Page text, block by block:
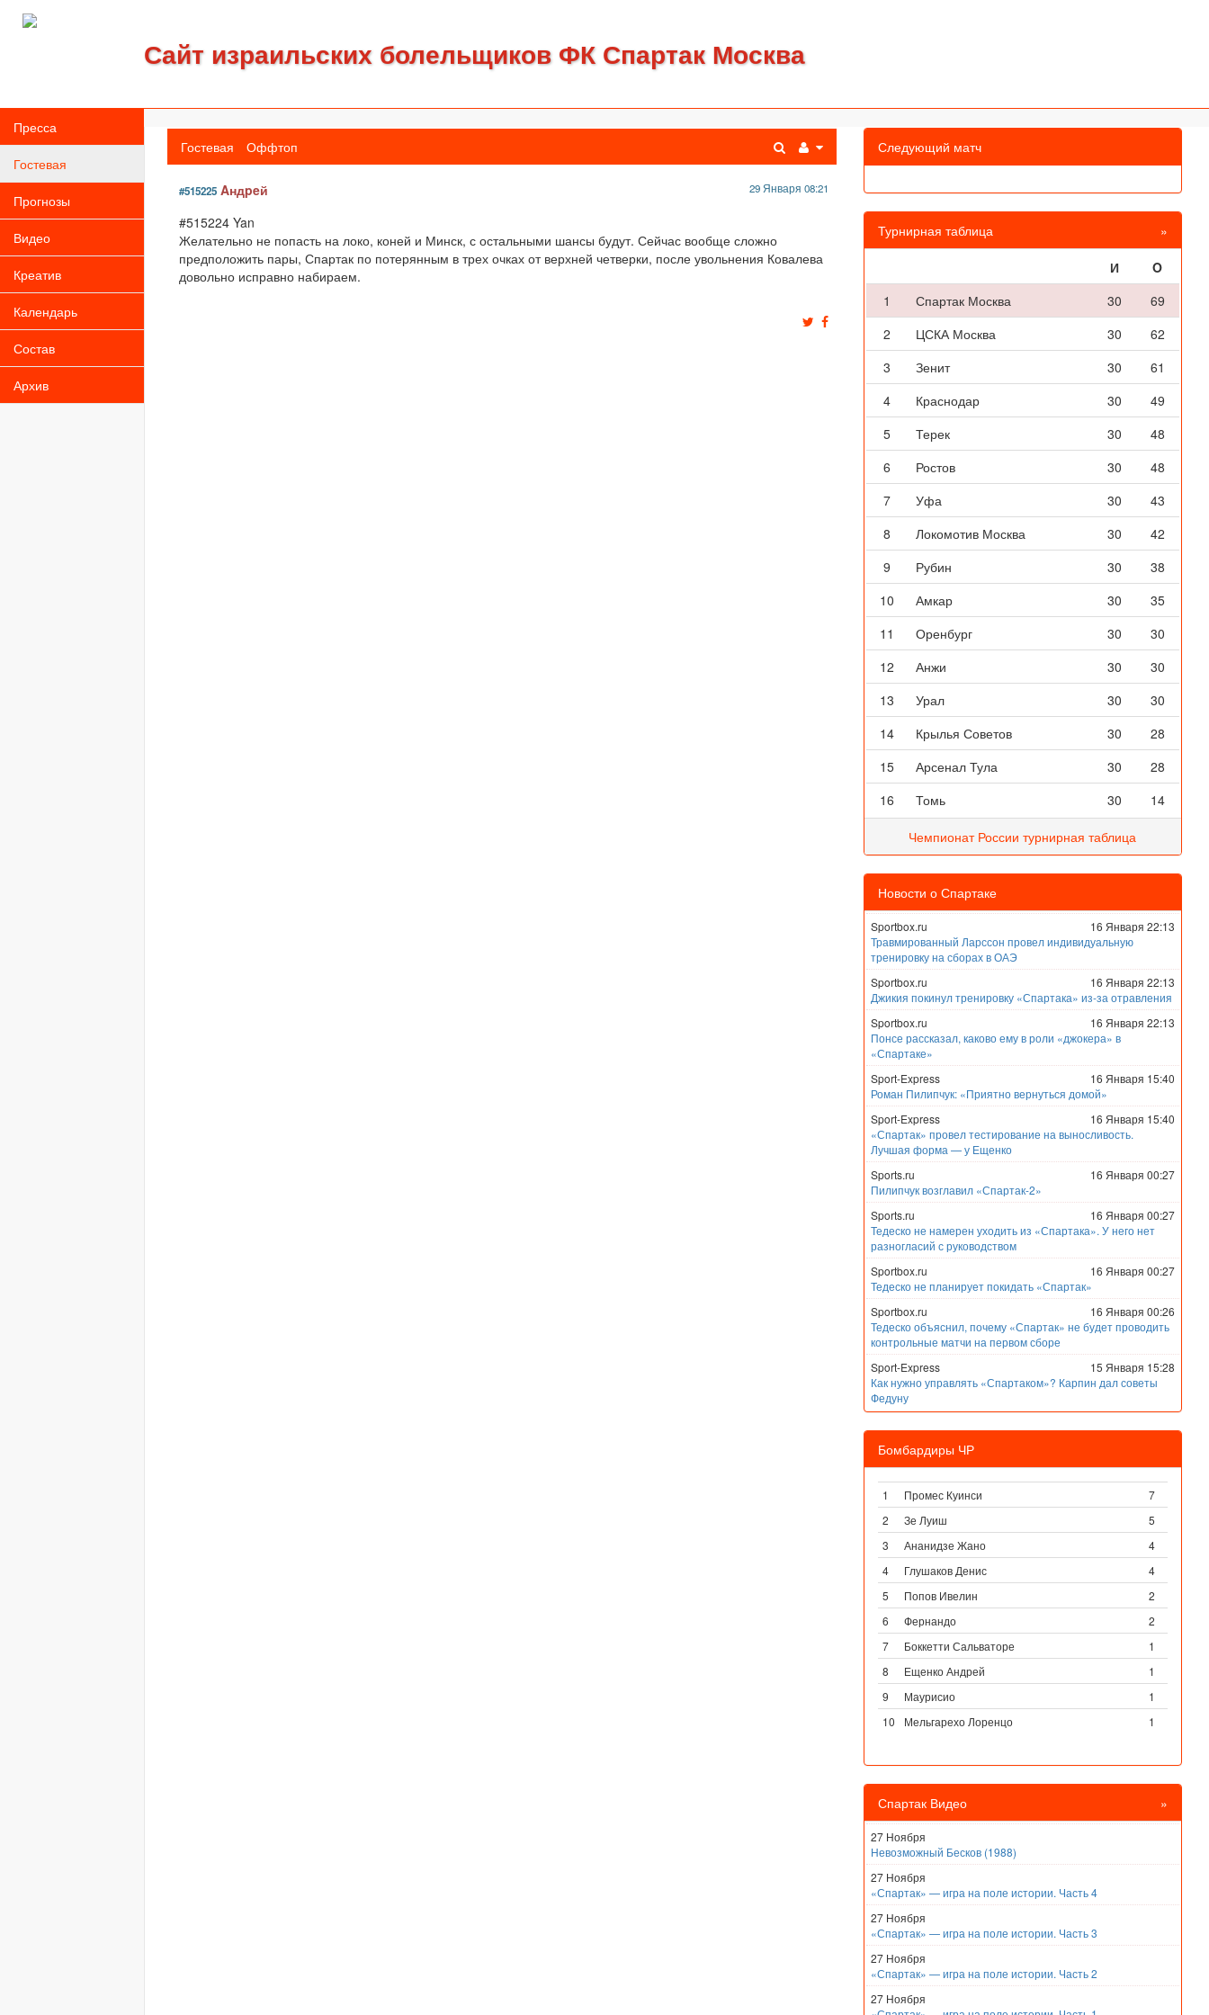
Сайт израильских болельщиков ФК Спартак Москва
Пресса
Гостевая
Прогнозы
Видео
Креатив
Календарь
Состав
Архив
Гостевая Оффтоп
#515225 Aндpeй 29 Января 08:21
#515224 Yan
Желательно не попасть на локо, коней и Минск, с остальными шансы будут. Сейчас вообще сложно
предположить пары, Спартак по потерянным в трех очках от верхней четверки, после увольнения Ковалева
довольно исправно набираем.
Следующий матч
Турнирная таблица »
И
O
1
Спартак Москва 30
69
2
ЦСКА Москва 30
62
3
Зенит 30
61
4
Краснодар 30
49
5
Терек 30
48
6
Ростов 30
48
7
Уфа 30
43
8
Локомотив Москва 30
42
9
Рубин 30
38
10
Амкар 30
35
11
Оренбург 30
30
12
Анжи 30
30
13
Урал 30
30
14
Крылья Советов 30
28
15
Арсенал Тула 30
28
16
Томь 30 14
Чемпионат России турнирная таблица
Новости о Спартаке
Sportbox.ru
16 Января 22:13
Травмированный Ларссон провел индивидуальную
тренировку на сборах в ОАЭ
Sportbox.ru
16 Января 22:13
Джикия покинул тренировку «Спартака» из-за отравления
Sportbox.ru
16 Января 22:13
Понсе рассказал, каково ему в роли «джокера» в
«Спартаке»
Sport-Express
16 Января 15:40
Роман Пилипчук: «Приятно вернуться домой»
Sport-Express
16 Января 15:40
«Спартак» провел тестирование на выносливость.
Лучшая форма — у Ещенко
Sports.ru
16 Января 00:27
Пилипчук возглавил «Спартак-2»
Sports.ru
16 Января 00:27
Тедеско не намерен уходить из «Спартака». У него нет
разногласий с руководством
Sportbox.ru
16 Января 00:27
Тедеско не планирует покидать «Спартак»
Sportbox.ru
16 Января 00:26
Тедеско объяснил, почему «Спартак» не будет проводить
контрольные матчи на первом сборе
Sport-Express
15 Января 15:28
Как нужно управлять «Спартаком»? Карпин дал советы
Федуну
Бомбардиры ЧР
1 Промес Куинси
7
2
Зе Луиш
5
3
Ананидзе Жано
4
4
Глушаков Денис
4
5
Попов Ивелин
2
6
Фернандо
2
7
Боккетти Сальваторе
1
8
Ещенко Андрей
1
9
Маурисио
1
10
Мельгарехо Лоренцо 1
Спартак Видео »
27 Ноября
Невозможный Бесков (1988)
27 Ноября
«Спартак» — игра на поле истории. Часть 4
27 Ноября
«Спартак» — игра на поле истории. Часть 3
27 Ноября
«Спартак» — игра на поле истории. Часть 2
27 Ноября